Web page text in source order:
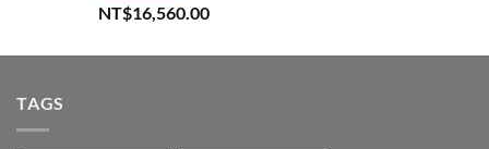
評分5.00
滿分 5
NT$16,560.00
TAGS